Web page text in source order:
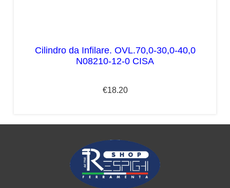
Cilindro da Infilare. OVL.70,0-30,0-40,0
N08210-12-0 CISA
€18.20